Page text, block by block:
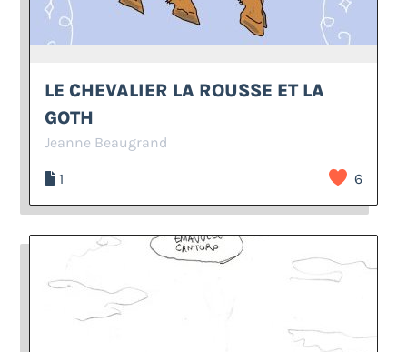
LE CHEVALIER LA ROUSSE ET LA
GOTH
Jeanne Beaugrand
1 6